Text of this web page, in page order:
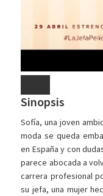
Sinopsis
Sofía, una joven
moda se queda
en España y con
parece abocada a
carrera profesional
su jefa, una mujer